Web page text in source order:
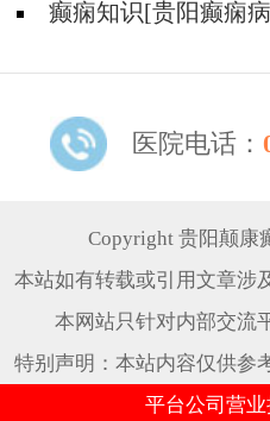
痫诱因？
癫痫知识[贵阳癫痫
医院电话：
Copyright 贵阳颠康
本站如有转载或引用文章涉
本网站只针对内部交流
特别声明：本站内容仅供参
平台公司营